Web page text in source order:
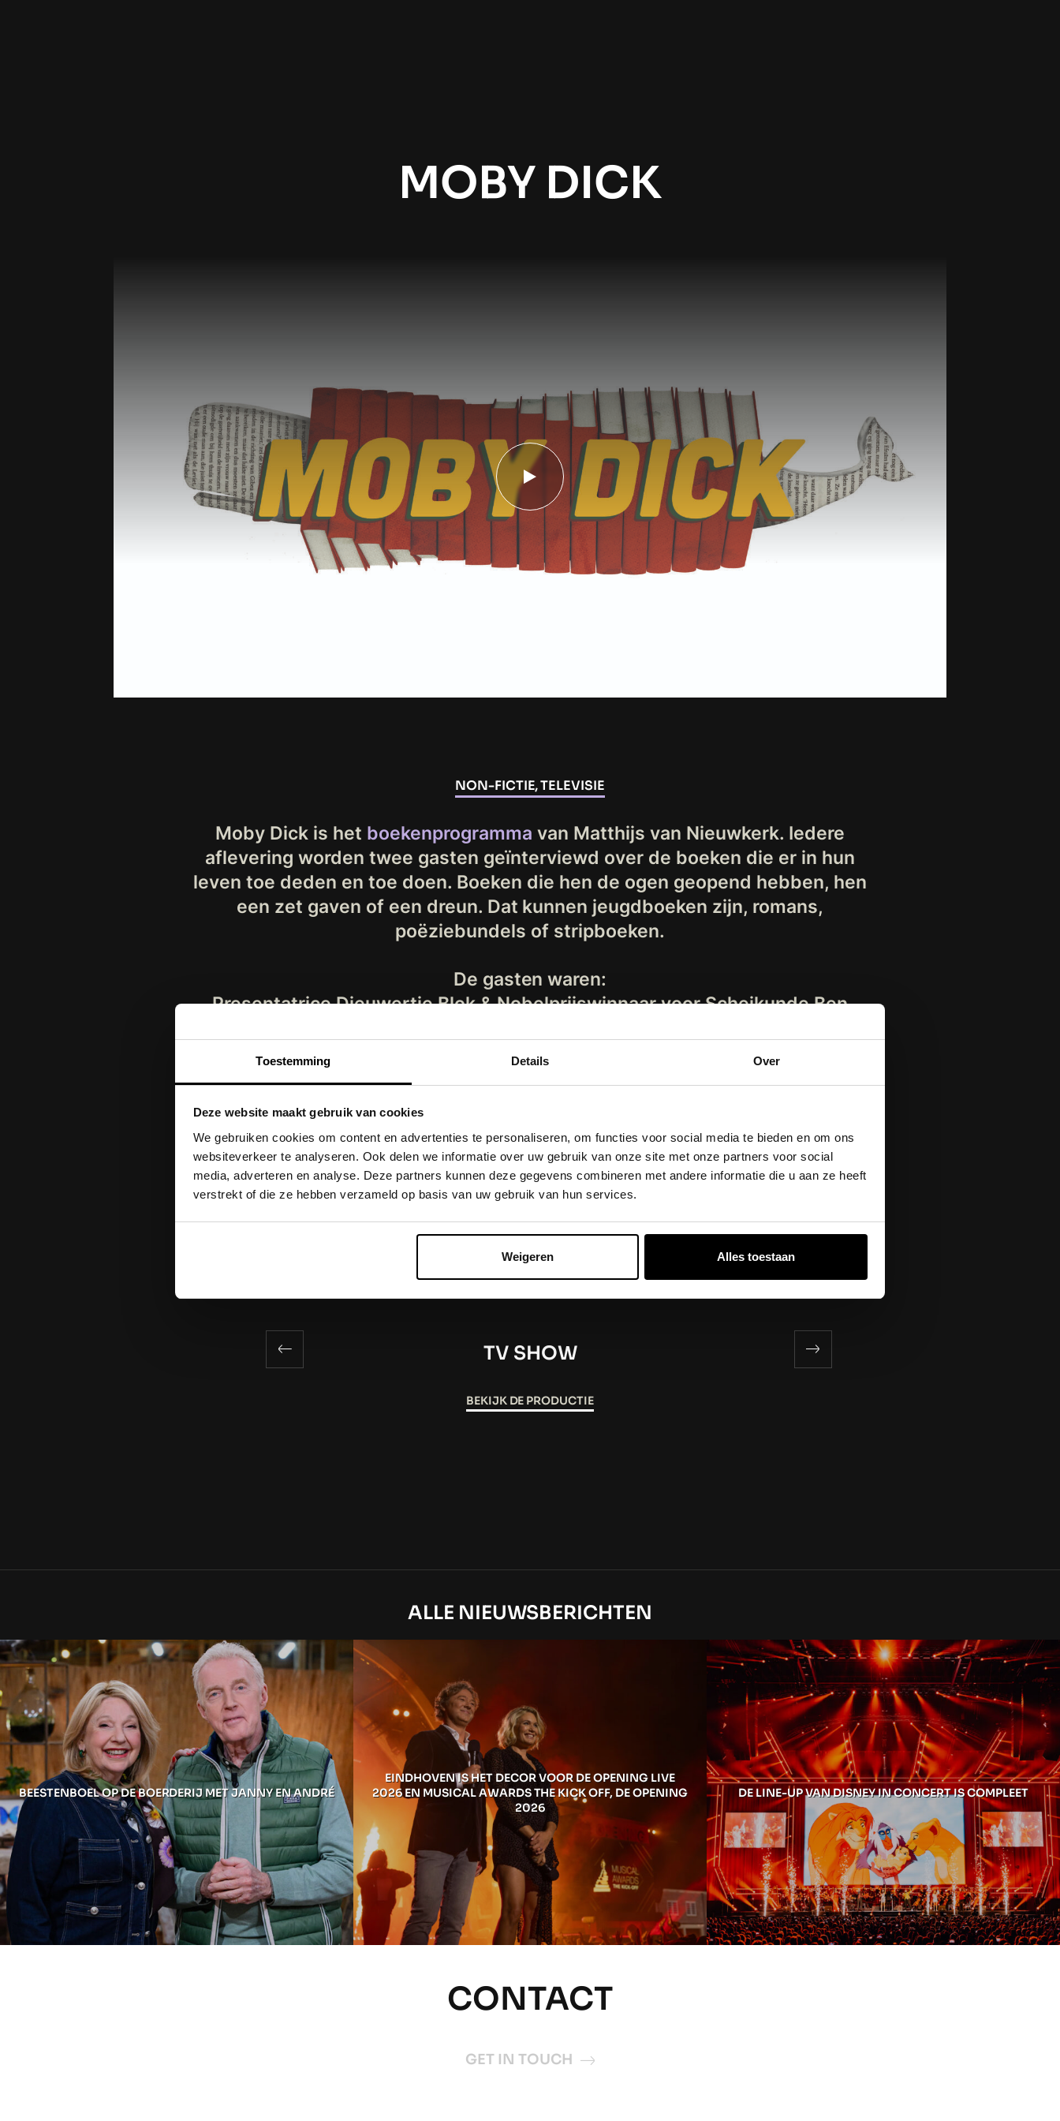
Toestemming Details Over
Deze website maakt gebruik van cookies
We gebruiken cookies om content en advertenties te personaliseren, om functies voor social media te bieden en om ons
websiteverkeer te analyseren. Ook delen we informatie over uw gebruik van onze site met onze partners voor social
media, adverteren en analyse. Deze partners kunnen deze gegevens combineren met andere informatie die u aan ze heeft
verstrekt of die ze hebben verzameld op basis van uw gebruik van hun services.
Weigeren Alles toestaan
MOBY DICK
NON-FICTIE, TELEVISIE
Moby Dick is het boekenprogramma van Matthijs van Nieuwkerk. Iedere
aflevering worden twee gasten geïnterviewd over de boeken die er in hun
leven toe deden en toe doen. Boeken die hen de ogen geopend hebben, hen
een zet gaven of een dreun. Dat kunnen jeugdboeken zijn, romans,
poëziebundels of stripboeken.
De gasten waren:
Presentatrice Dieuwertje Blok & Nobelprijswinnaar voor Scheikunde Ben
Cabaretier Diederik van Vleuten & zuster Holkje van der Veer,
Componist, muzikant Henny Vrienten & schrijfster Jolande Withuis,
Moby Dick is uitgezonden in de zomer van 2018.
TV SHOW
BEKIJK DE PRODUCTIE
ALLE NIEUWSBERICHTEN
BEESTENBOEL OP DE BOERDERIJ MET JANNY EN ANDRÉ
EINDHOVEN IS HET DECOR VOOR DE OPENING LIVE
2026 EN MUSICAL AWARDS THE KICK OFF, DE OPENING
2026
DE LINE-UP VAN DISNEY IN CONCERT IS COMPLEET
CONTACT
GET IN TOUCH